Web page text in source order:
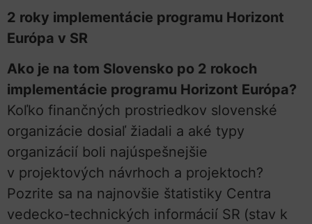
2 roky implementácie programu Horizont
Európa v SR
Ako je na tom Slovensko po 2 rokoch
implementácie programu Horizont Európa?
Koľko finančných prostriedkov slovenské
organizácie dosiaľ žiadali a aké typy
organizácií boli najúspešnejšie
v projektových návrhoch a projektoch?
Pozrite sa na najnovšie štatistiky Centra
vedecko-technických informácií SR (stav k